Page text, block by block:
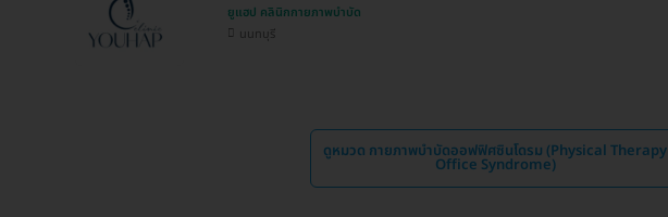
ยูแฮป คลินิกกายภาพบำบัด
นนทบุรี
ดูหมวด กายภาพบำบัดออฟฟิศซินโดรม (Physical Therapy
Office Syndrome)